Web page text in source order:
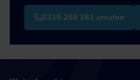
0315 258 181 anrufen